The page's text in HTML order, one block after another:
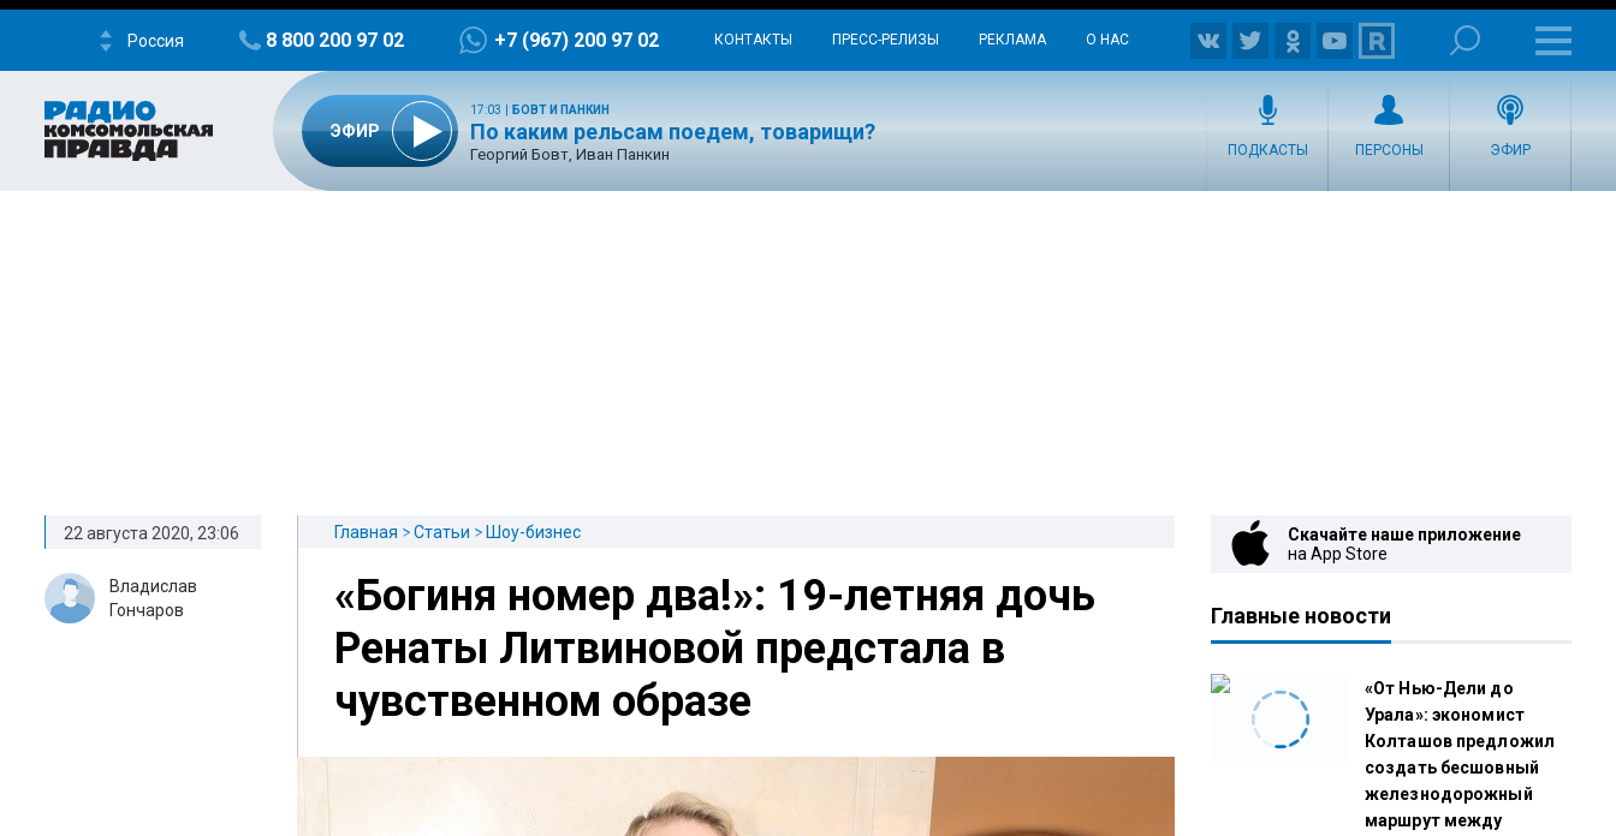
Россия 8 800 200 97 02 +7 (967) 200 97 02 КОНТАКТЫ ПРЕСС-РЕЛИЗЫ РЕКЛАМА О НАС
ЭФИР
17:03 БОВТ И ПАНКИН
По каким рельсам поедем, товарищи?
Георгий Бовт, Иван Панкин ПОДКАСТЫ ПЕРСОНЫ ЭФИР
Главная Статьи Шоу-бизнес
«Богиня номер два!»: 19-летняя дочь
Ренаты Литвиновой предстала в
чувственном образе
22 августа 2020, 23:06
Владислав
Гончаров
Скачайте наше приложение
на App Store
Главные новости
«От Нью-Дели до
Урала»: экономист
Колташов предложил
создать бесшовный
железнодорожный
маршрут между